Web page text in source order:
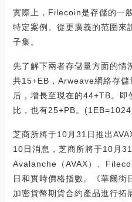
實際上，Filecoin是存儲的一
特定案例。從更廣義的范圍
子集。
先了解下兩者存儲量方面的
共15+EB，Arweave網絡存儲
后，增長至現在的44+TB。
比，也有25+PB。
芝商所將于10月31日推出
10日消息，芝商所將于10月
Avalanche（AVAX）、
日和實時價格指數。《華爾街
加密貨幣期貨合約產品進行